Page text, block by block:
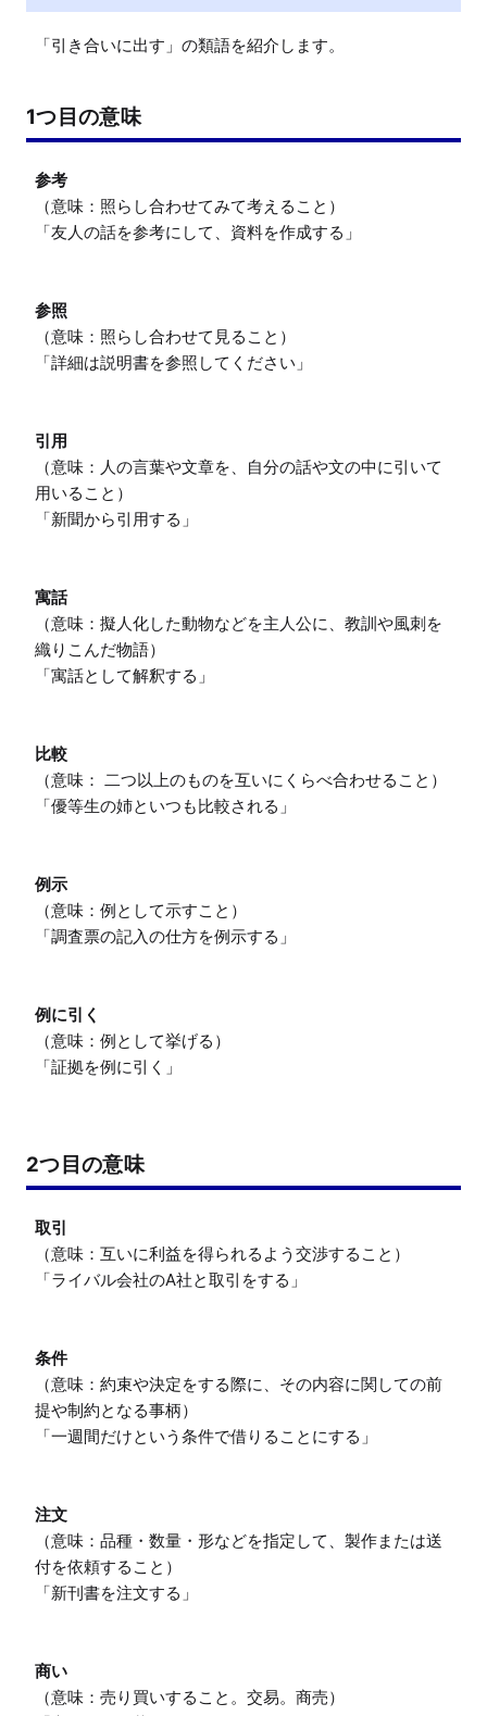
「引き合いに出す」の類語を紹介します。
1つ目の意味
参考
（意味：照らし合わせてみて考えること）
「友人の話を参考にして、資料を作成する」
参照
（意味：照らし合わせて見ること）
「詳細は説明書を参照してください」
引用
（意味：人の言葉や文章を、自分の話や文の中に引いて
用いること）
「新聞から引用する」
寓話
（意味：擬人化した動物などを主人公に、教訓や風刺を
織りこんだ物語）
「寓話として解釈する」
比較
（意味： 二つ以上のものを互いにくらべ合わせること）
「優等生の姉といつも比較される」
例示
（意味：例として示すこと）
「調査票の記入の仕方を例示する」
例に引く
（意味：例として挙げる）
「証拠を例に引く」
2つ目の意味
取引
（意味：互いに利益を得られるよう交渉すること）
「ライバル会社のA社と取引をする」
条件
（意味：約束や決定をする際に、その内容に関しての前
提や制約となる事柄）
「一週間だけという条件で借りることにする」
注文
（意味：品種・数量・形などを指定して、製作または送
付を依頼すること）
「新刊書を注文する」
商い
（意味：売り買いすること。交易。商売）